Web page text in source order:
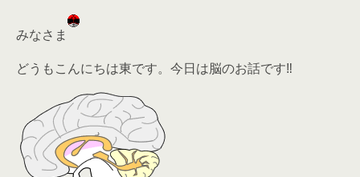
みなさま
どうもこんにちは東です。今日は脳のお話です‼